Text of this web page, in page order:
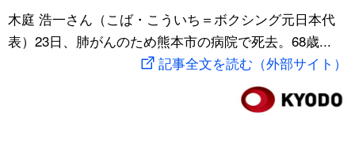
社会
旅と暮らし
暮らし
木庭 浩一さん（こば・こういち＝ボクシング元日本代
表）23日、肺がんのため熊本市の病院で死去。68歳...
記事全文を読む（外部サイト）